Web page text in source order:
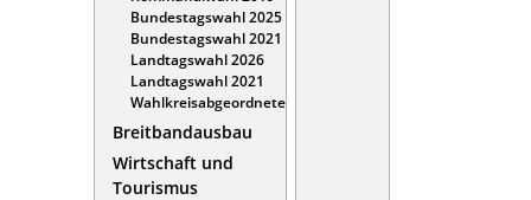
Bundestagswahl 2025
Bundestagswahl 2021
Landtagswahl 2026
Landtagswahl 2021
Wahlkreisabgeordnete
Breitbandausbau
Wirtschaft und
Tourismus